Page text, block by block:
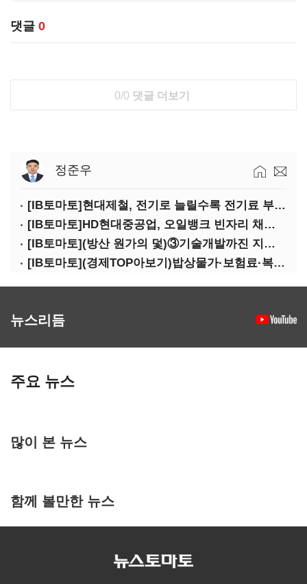
댓글 0
0/0 댓글 더보기
정준우
[IB토마토]현대제철, 전기로 늘릴수록 전기료 부담…저탄소 전환의 역설
[IB토마토]HD현대중공업, 오일뱅크 빈자리 채웠다…그룹 배당 핵심축 부상
[IB토마토](방산 원가의 덫)③기술개발까진 지원…수출은 각자도생
[IB토마토](경제TOP아보기)밥상물가·보험료·복구비…장마가 내미는 청구서
뉴스리듬
주요 뉴스
많이 본 뉴스
함께 볼만한 뉴스